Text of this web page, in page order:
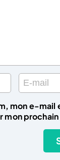
mon e-mail
mon